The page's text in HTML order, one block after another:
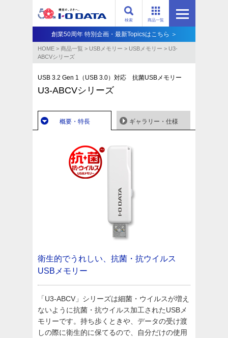
商品一覧
検索
創業50周年 特別企画・最新Topicsはこちら ＞
HOME > 商品一覧 > USBメモリー > USBメモリー > U3-
ABCVシリーズ
USB 3.2 Gen 1（USB 3.0）対応 抗菌USBメモリー
U3-ABCVシリーズ
概要・特長 ギャラリー・仕様
衛生的でうれしい、抗菌・抗ウイルス
USBメモリー
「U3-ABCV」シリーズは細菌・ウイルスが増え
ないように抗菌・抗ウイルス加工されたUSBメ
モリーです。持ち歩くときや、データの受け渡
しの際に衛生的に保てるので、自分だけの使用